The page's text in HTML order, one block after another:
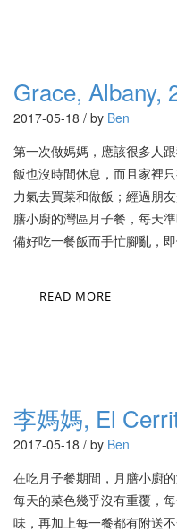
Grace, Albany,
2017-05-18 / by Ben
第一次做媽媽，應該很多人
飯也沒時間休息，而且家裡
力氣去買菜和做飯；經過朋
膳小廚的灣區月子餐，每天
備好吃一餐飯而手忙腳亂，
READ MORE
李媽媽, El
2017-05-18 / by Ben
在吃月子餐期間，月膳小廚
每天的菜色幾乎沒有重覆，
味，再加上每一餐都有附送